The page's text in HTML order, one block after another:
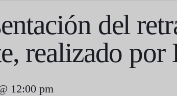
del
realizado
12:00 pm